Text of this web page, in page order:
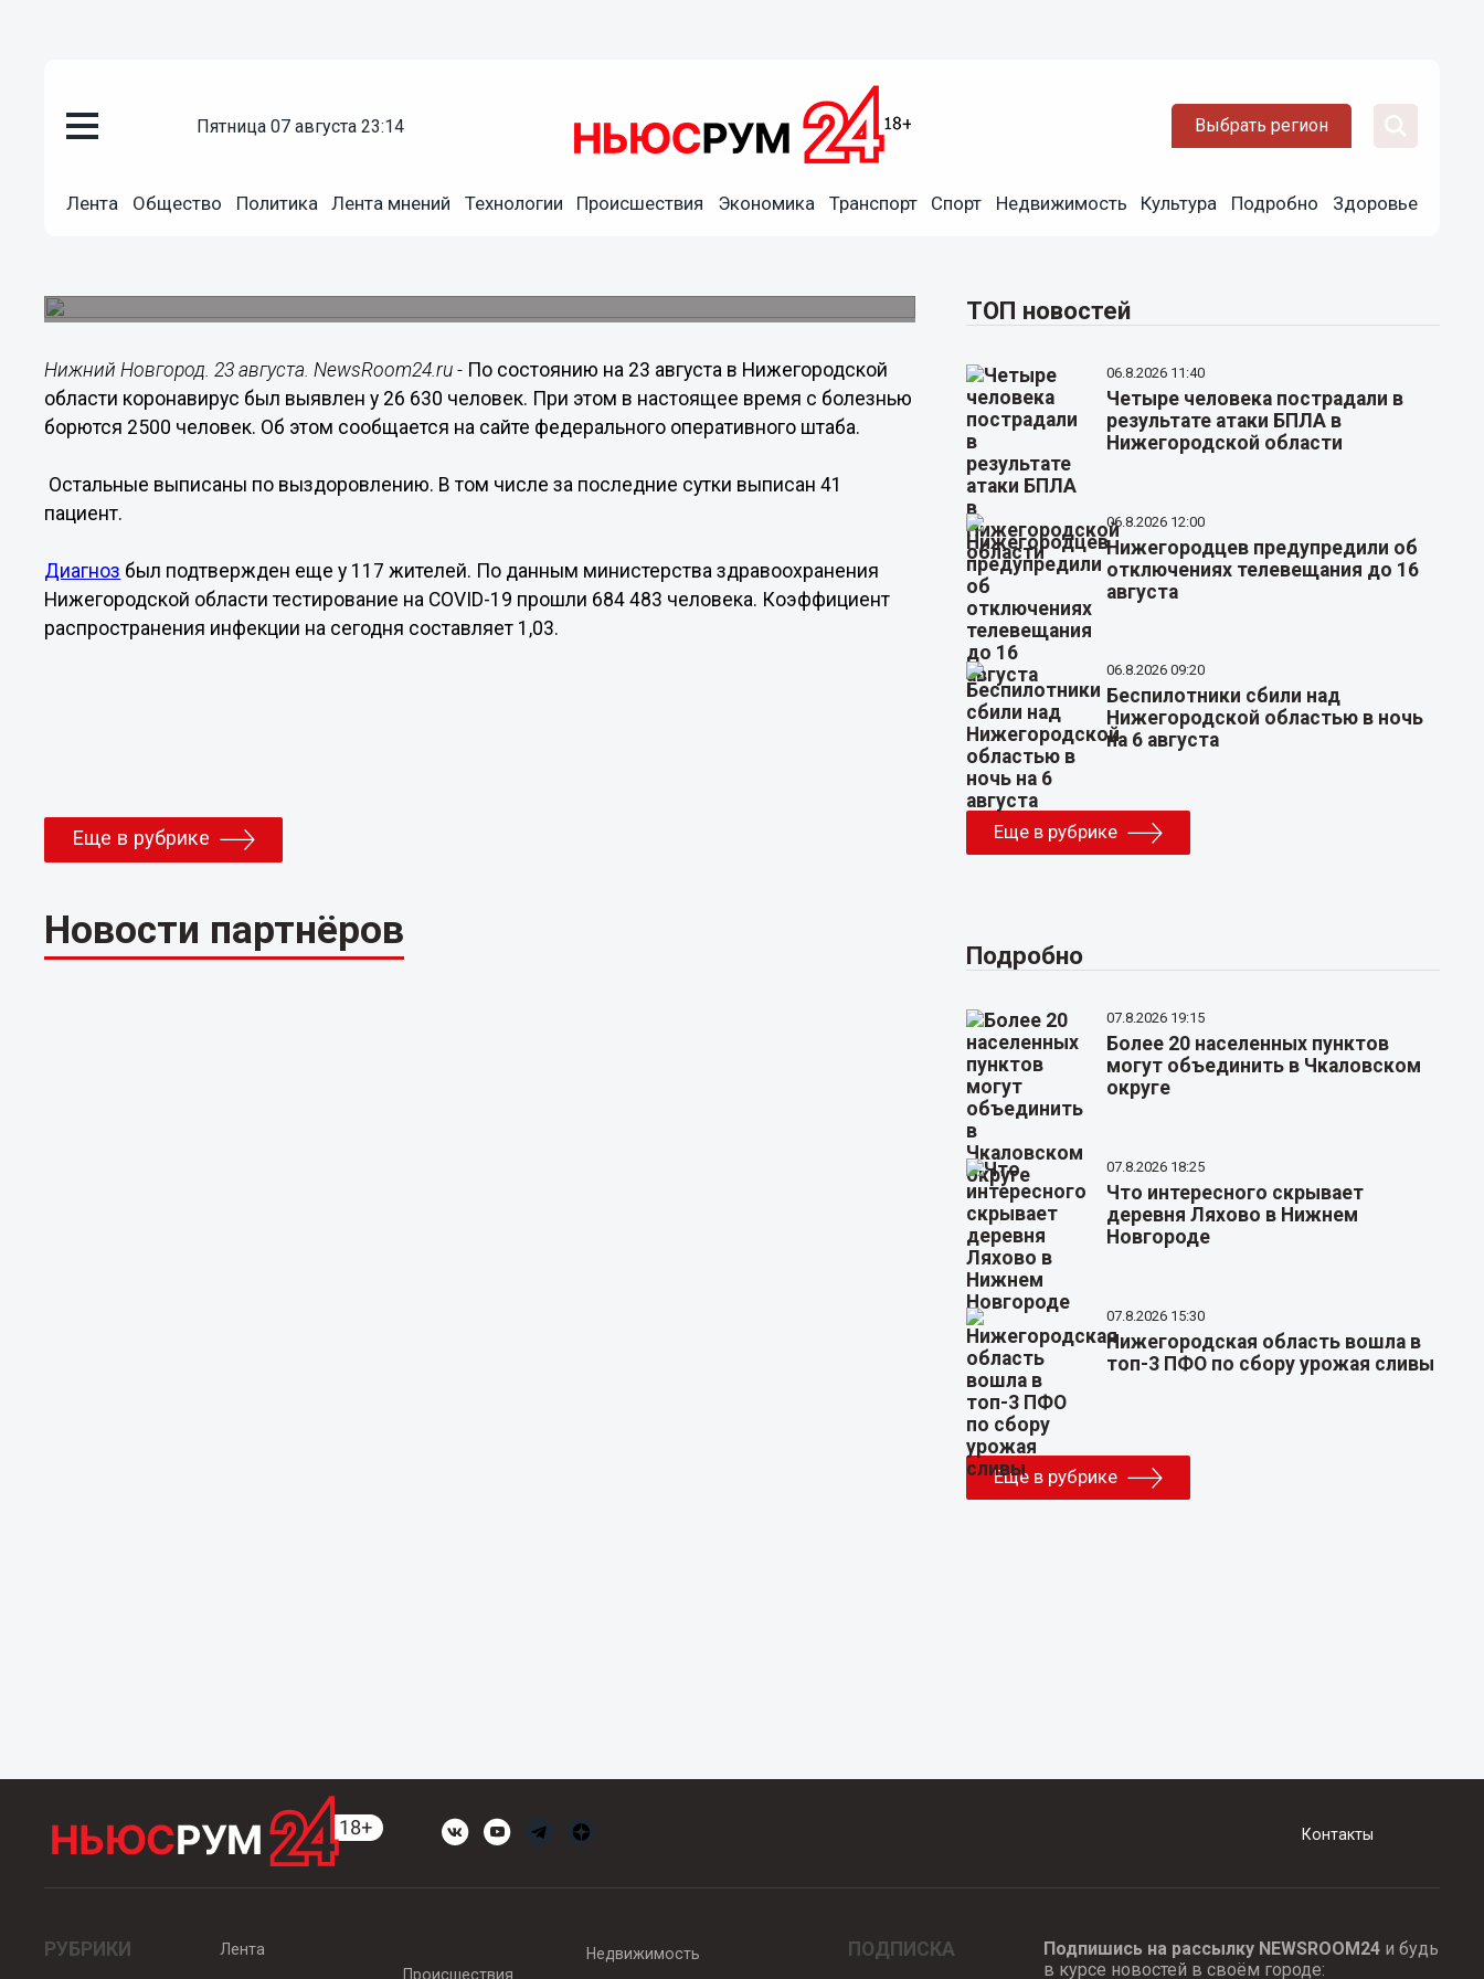
пятница 07 августа 23:14 Выбрать регион
Лента Общество Политика Лента мнений Технологии Происшествия Экономика Транспорт Спорт Недвижимость Культура Подробно Здоровье
В Нижегородской области за сутки коронавирус выявили у
Нижний Новгород. 23 августа. NewsRoom24.ru - По состоянию на 23 августа в Нижегородской
области коронавирус был выявлен у 26 630 человек. При этом в настоящее время с болезнью
борются 2500 человек. Об этом сообщается на сайте федерального оперативного штаба.
Остальные выписаны по выздоровлению. В том числе за последние сутки выписан 41
пациент.
Диагноз был подтвержден еще у 117 жителей. По данным министерства здравоохранения
Нижегородской области тестирование на COVID-19 прошли 684 483 человека. Коэффициент
распространения инфекции на сегодня составляет 1,03.
Еще в рубрике
Новости партнёров
ТОП новостей
06.8.2026 11:40
Четыре человека пострадали в
результате атаки БПЛА в
Нижегородской области
06.8.2026 12:00
Нижегородцев предупредили об
отключениях телевещания до 16
августа
06.8.2026 09:20
Беспилотники сбили над
Нижегородской областью в ночь
на 6 августа
Еще в рубрике
Подробно
07.8.2026 19:15
Более 20 населенных пунктов
могут объединить в Чкаловском
округе
07.8.2026 18:25
Что интересного скрывает
деревня Ляхово в Нижнем
Новгороде
07.8.2026 15:30
Нижегородская область вошла в
топ-3 ПФО по сбору урожая сливы
Еще в рубрике
Контакты
РУБРИКИ
Лента
Происшествия
Недвижимость ПОДПИСКА Подпишись на рассылку NEWSROOM24и будь
в курсе новостей в своём городе: